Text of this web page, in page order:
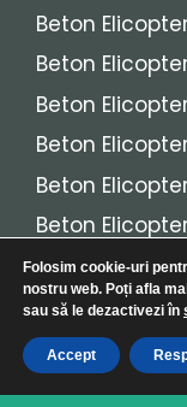
Beton
Beton
Beton
Beton
Beton
Beton
Beton
© 2026
Folosim cookie-uri
nostru web. Poți afla
sau să le dezactivezi în
Accept